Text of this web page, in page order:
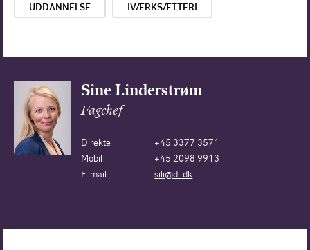
UDDANNELSE IVÆRKSÆTTERI
Sine Linderstrøm
Fagchef
Direkte
+45 3377 3571
Mobil
+45 2098 9913
E-mail
sili@di.dk